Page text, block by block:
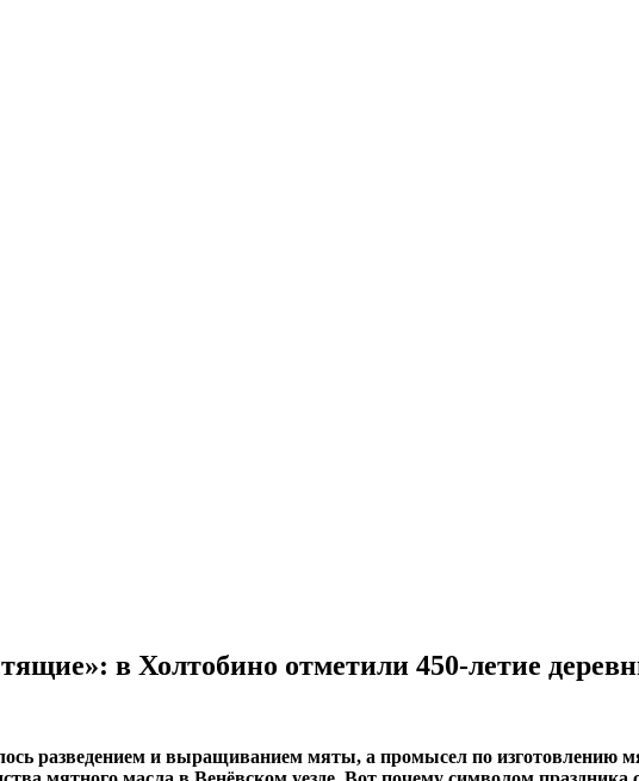
в Холтобино отметили 450-летие
разведением и выращиванием мяты, а промысел по изготовлению